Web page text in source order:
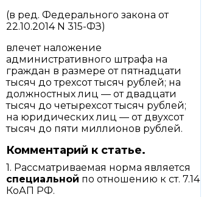
(в ред. Федерального закона от
22.10.2014 N 315-ФЗ)
влечет наложение
административного штрафа на
граждан в размере от пятнадцати
тысяч до трехсот тысяч рублей; на
должностных лиц — от двадцати
тысяч до четырехсот тысяч рублей;
на юридических лиц — от двухсот
тысяч до пяти миллионов рублей.
Комментарий к статье.
1. Рассматриваемая норма является
специальной по отношению к ст. 7.14
КоАП РФ.